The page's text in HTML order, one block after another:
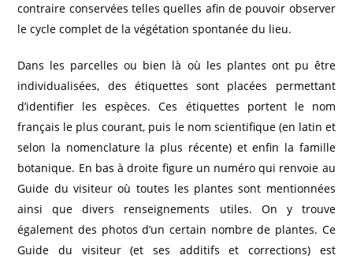
contraire conservées telles quelles afin de pouvoir observer
le cycle complet de la végétation spontanée du lieu.
Dans les parcelles ou bien là où les plantes ont pu être
individualisées, des étiquettes sont placées permettant
d’identifier les espèces. Ces étiquettes portent le nom
français le plus courant, puis le nom scientifique (en latin et
selon la nomenclature la plus récente) et enfin la famille
botanique. En bas à droite figure un numéro qui renvoie au
Guide du visiteur où toutes les plantes sont mentionnées
ainsi que divers renseignements utiles. On y trouve
également des photos d’un certain nombre de plantes. Ce
Guide du visiteur (et ses additifs et corrections) est